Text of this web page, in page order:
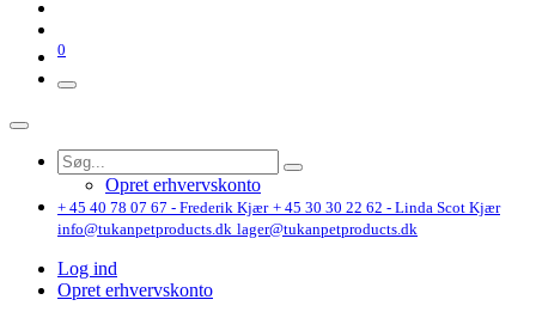
0
Opret erhvervskonto
+ 45 40 78 07 67 - Frederik Kjær + 45 30 30 22 62 - Linda Scot Kjær
info@tukanpetproducts.dk lager@tukanpetproducts.dk
Log ind
Opret erhvervskonto